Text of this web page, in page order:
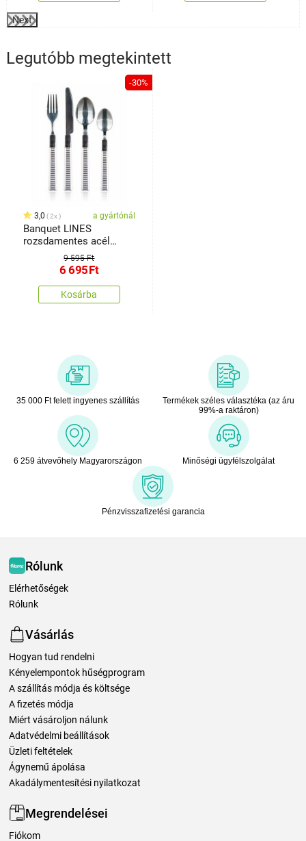
Next
Legutóbb megtekintett
-30%
3,0 2x a gyártónál
Banquet LINES
rozsdamentes acél
evőeszközkészlet
műanyag nyéllel, 24 db
9 595 Ft
6 695Ft
Kosárba
35 000 Ft felett ingyenes szállítás
Termékek széles választéka (az áru
99%-a raktáron)
6 259 átvevőhely Magyarországon Minőségi ügyfélszolgálat
Pénzvisszafizetési garancia
Rólunk
Elérhetőségek
Rólunk
Vásárlás
Hogyan tud rendelni
Kényelempontok hűségprogram
A szállítás módja és költsége
A fizetés módja
Miért vásároljon nálunk
Adatvédelmi beállítások
Üzleti feltételek
Ágynemű ápolása
Akadálymentesítési nyilatkozat
Megrendelései
Fiókom